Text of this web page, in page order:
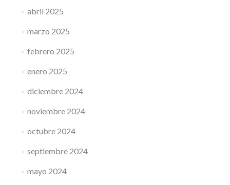
abril 2025
marzo 2025
febrero 2025
enero 2025
diciembre 2024
noviembre 2024
octubre 2024
septiembre 2024
mayo 2024